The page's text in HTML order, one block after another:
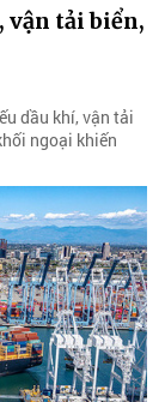
vận tải biển,
dầu khí, vận tải
ngoại khiến